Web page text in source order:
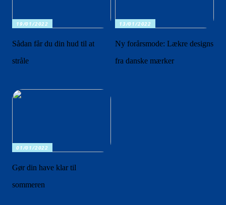
19/01/2022
Sådan får du din hud til at
stråle
13/01/2022
Ny forårsmode: Lækre designs
fra danske mærker
01/01/2022
Gør din have klar til
sommeren